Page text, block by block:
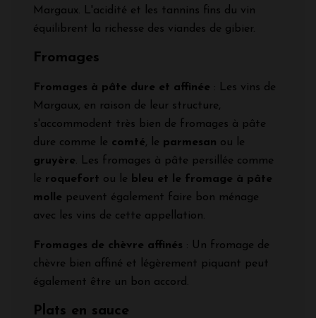
Margaux. L'acidité et les tannins fins du vin
équilibrent la richesse des viandes de gibier.
Fromages
Fromages à pâte dure et affinée : Les vins de
Margaux, en raison de leur structure,
s'accommodent très bien de fromages à pâte
dure comme le comté, le parmesan ou le
gruyère. Les fromages à pâte persillée comme
le roquefort ou le
bleu et le fromage à pâte
molle peuvent également faire bon ménage
avec les vins de cette appellation.
Fromages de chèvre affinés : Un fromage de
chèvre bien affiné et légèrement piquant peut
également être un bon accord.
Plats en sauce